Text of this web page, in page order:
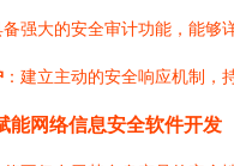
备强大的安全审计功能，能
：建立主动的安全响应机制，
能网络信息安全软件开发